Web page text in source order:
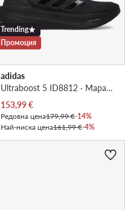
Trending
Промоция
adidas
Ultraboost 5 ID8812 · Маратонки за бягане
Актуална цена
153,99€
Редовна цена179,99 €-14%
Най-ниска цена161,99 €-4%